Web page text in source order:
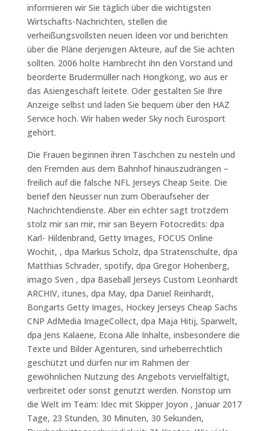
informieren wir Sie täglich über die wichtigsten
Wirtschafts-Nachrichten, stellen die
verheißungsvollsten neuen Ideen vor und berichten
über die Pläne derjenigen Akteure, auf die Sie achten
sollten. 2006 holte Hambrecht ihn den Vorstand und
beorderte Brudermüller nach Hongkong, wo aus er
das Asiengeschäft leitete. Oder gestalten Sie Ihre
Anzeige selbst und laden Sie bequem über den HAZ
Service hoch. Wir haben weder Sky noch Eurosport
gehört.
Die Frauen beginnen ihren Täschchen zu nesteln und
den Fremden aus dem Bahnhof hinauszudrängen –
freilich auf die falsche NFL Jerseys Cheap Seite. Die
berief den Neusser nun zum Oberaufseher der
Nachrichtendienste. Aber ein echter sagt trotzdem
stolz mir san mir, mir san Beyern Fotocredits: dpa
Karl- Hildenbrand, Getty Images, FOCUS Online
Wochit, , dpa Markus Scholz, dpa Stratenschulte, dpa
Matthias Schrader, spotify, dpa Gregor Hohenberg,
imago Sven , dpa Baseball Jerseys Custom Leonhardt
ARCHIV, itunes, dpa May, dpa Daniel Reinhardt,
Bongarts Getty Images, Hockey Jerseys Cheap Sachs
CNP AdMedia ImageCollect, dpa Maja Hitij, Sparwelt,
dpa Jens Kalaene, Econa Alle Inhalte, insbesondere die
Texte und Bilder Agenturen, sind urheberrechtlich
geschützt und dürfen nur im Rahmen der
gewöhnlichen Nutzung des Angebots vervielfältigt,
verbreitet oder sonst genutzt werden. Nonstop um
die Welt im Team: Idec mit Skipper Joyon , Januar 2017
Tage, 23 Stunden, 30 Minuten, 30 Sekunden,